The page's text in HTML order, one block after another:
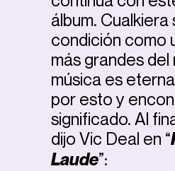
álbum. Cualkiera
condición como
más grandes del
música es
por esto y
significado. Al
dijo Vic Deal en “
Laude”: